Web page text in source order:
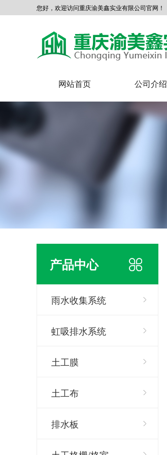
您好，欢迎访问重庆渝美鑫实业有限公司官网！
网站首页 公司介绍
产品中心
雨水收集系统
虹吸排水系统
土工膜
土工布
排水板